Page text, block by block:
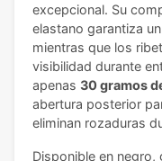
excepcional. Su
elastano garantiza
mientras que los
visibilidad durante
apenas 30 gramos
abertura posterior
eliminan rozaduras
Disponible en